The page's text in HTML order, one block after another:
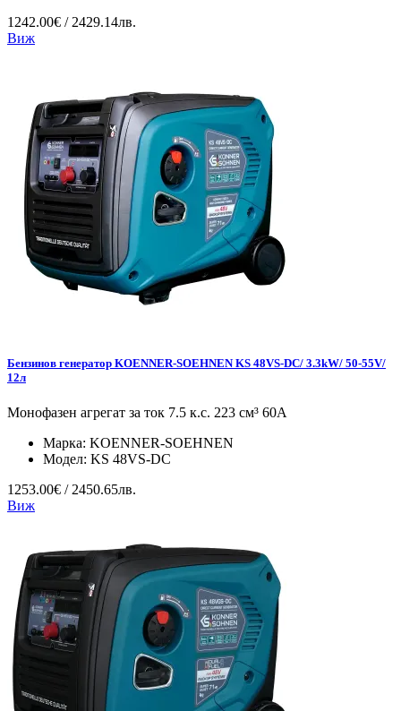
1242.00€ / 2429.14лв.
Виж
Бензинов генератор KOENNER-SOEHNEN KS 48VS-DC/ 3.3kW/ 50-55V/
12л
Монофазен агрегат за ток 7.5 к.с. 223 см³ 60А
Марка: KOENNER-SOEHNEN
Модел: KS 48VS-DC
1253.00€ / 2450.65лв.
Виж